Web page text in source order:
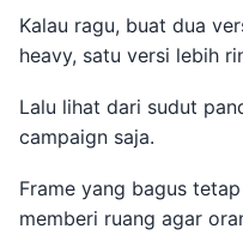
Kalau ragu, buat dua
heavy, satu versi lebih
Lalu lihat dari sudut
campaign saja.
Frame yang bagus
memberi ruang agar